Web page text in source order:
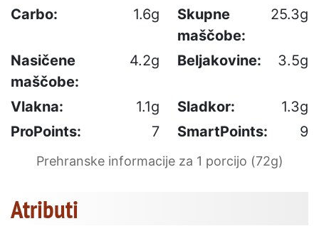
Carbo: 1.6g
Skupne
maščobe:
25.3g
Nasičene
maščobe:
4.2g Beljakovine: 3.5g
Vlakna: 1.1g Sladkor:
1.3g
ProPoints:
7 SmartPoints: 9
Prehranske informacije za 1 porcijo (72g)
Atributi